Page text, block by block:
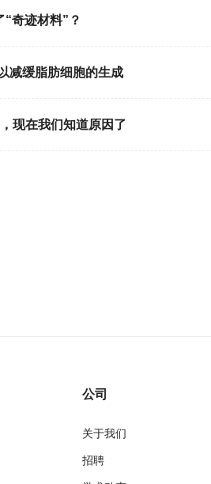
奇迹材料”？
减缓脂肪细胞的生成
现在我们知道原因了
公司
关于我们
招聘